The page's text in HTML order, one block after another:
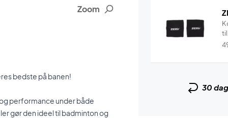
Zoom
bedste på banen!
performance under både
gør den ideel til badminton og
til
30